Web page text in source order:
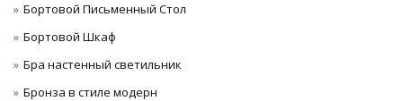
Бортовой Письменный Стол
Бортовой Шкаф
Бра настенный светильник
Бронза в стиле модерн